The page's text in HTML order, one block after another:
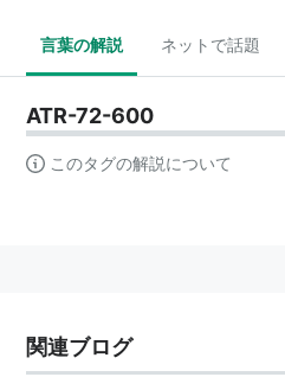
言葉の解説 ネットで話題
ATR-72-600
このタグの解説について
関連ブログ